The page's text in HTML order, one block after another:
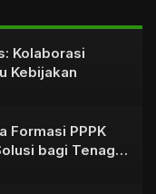
Kolaborasi
Kebijakan
Formasi PPPK
bagi Tenaga